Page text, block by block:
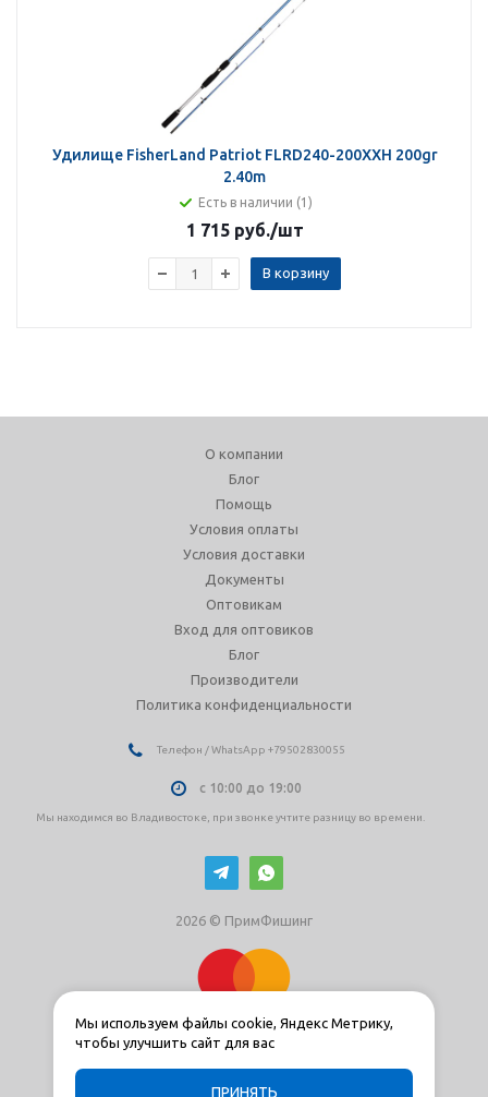
Удилище FisherLand Patriot FLRD240-200XXH 200gr
2.40m
Есть в наличии (1)
1 715 руб./шт
В корзину
О компании
Блог
Помощь
Условия оплаты
Условия доставки
Документы
Оптовикам
Вход для оптовиков
Блог
Производители
Политика конфиденциальности
Телефон / WhatsApp +79502830055
с 10:00 до 19:00
Мы находимся во Владивостоке, при звонке учтите разницу во времени.
2026 © ПримФишинг
Мы используем файлы cookie, Яндекс Метрику,
чтобы улучшить сайт для вас
ПРИНЯТЬ